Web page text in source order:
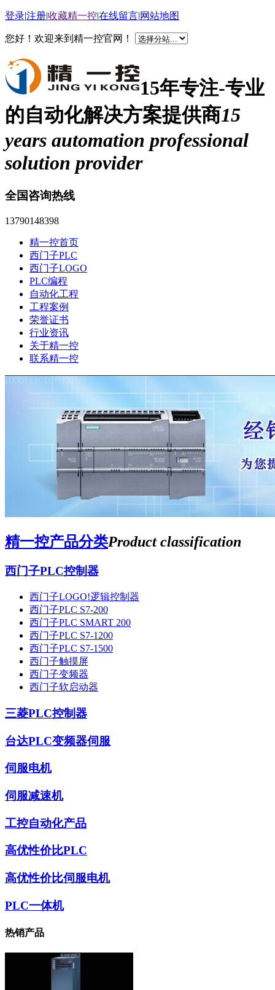
登录|注册|收藏精一控|在线留言|网站地图
您好！欢迎来到精一控官网！
15年专注-专业
的自动化解决方案提供商15
years automation professional
solution provider
全国咨询热线
13790148398
精一控首页
西门子PLC
西门子LOGO
PLC编程
自动化工程
工程案例
荣誉证书
行业资讯
关于精一控
联系精一控
精一控产品分类Product classification
西门子PLC控制器
西门子LOGO!逻辑控制器
西门子PLC S7-200
西门子PLC SMART 200
西门子PLC S7-1200
西门子PLC S7-1500
西门子触摸屏
西门子变频器
西门子软启动器
三菱PLC控制器
台达PLC变频器伺服
伺服电机
伺服减速机
工控自动化产品
高优性价比PLC
高优性价比伺服电机
PLC一体机
热销产品